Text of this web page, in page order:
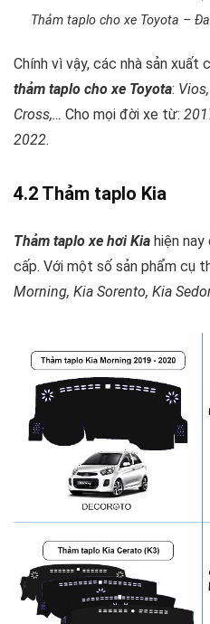
Thảm taplo cho xe Toyota –
Chính vì vậy, các nhà sản xuất
thảm taplo cho xe Toyota:
Cross,… Cho mọi đời xe từ:
2022.
4.2 Thảm taplo Kia
Thảm taplo xe hơi Kia hiện
cấp. Với một số sản phẩm cụ
Morning, Kia Sorento, Kia